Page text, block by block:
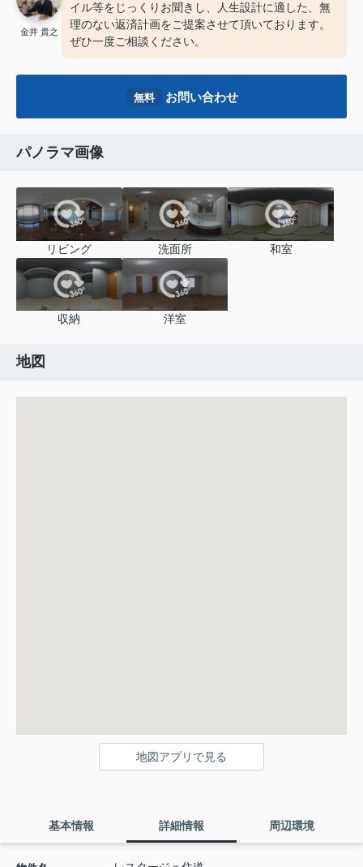
金井 貴之
イル等をじっくりお聞きし、人生設計に適した、無
理のない返済計画をご提案させて頂いております。
ぜひ一度ご相談ください。
無料 お問い合わせ
パノラマ画像
リビング 洗面所 和室
収納 洋室
地図
地図アプリで見る
基本情報 詳細情報 周辺環境